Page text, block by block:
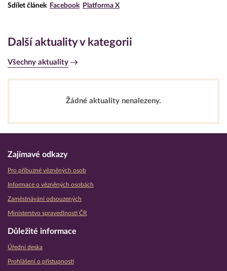
Sdílet článek Facebook Platforma X
Další aktuality v kategorii
Všechny aktuality
Žádné aktuality nenalezeny.
Zajímavé odkazy
Pro příbuzné vězněných osob
Informace o vězněných osobách
Zaměstnávání odsouzených
Ministerstvo spravedlnosti ČR
Důležité informace
Úřední deska
Prohlášení o přístupnosti